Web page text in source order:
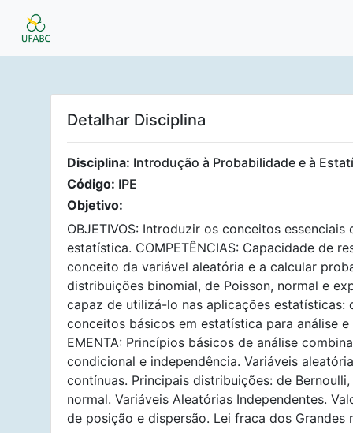
Detalhar Disciplina
Disciplina: Introdução à Probabilidade e à
Código: IPE
Objetivo:
OBJETIVOS: Introduzir os conceitos
estatística. COMPETÊNCIAS: Capacidade de
conceito da variável aleatória e a calcular
distribuições binomial, de Poisson, normal e
capaz de utilizá-lo nas aplicações
conceitos básicos em estatística para análise
EMENTA: Princípios básicos de análise
condicional e independência. Variáveis
contínuas. Principais distribuições: de
normal. Variáveis Aleatórias Independentes.
de posição e dispersão. Lei fraca dos Grandes